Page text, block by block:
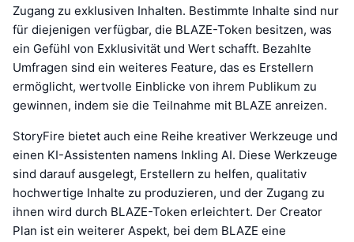
Zugang zu exklusiven Inhalten. Bestimmte Inhalte sind nur
für diejenigen verfügbar, die BLAZE-Token besitzen, was
ein Gefühl von Exklusivität und Wert schafft. Bezahlte
Umfragen sind ein weiteres Feature, das es Erstellern
ermöglicht, wertvolle Einblicke von ihrem Publikum zu
gewinnen, indem sie die Teilnahme mit BLAZE anreizen.
StoryFire bietet auch eine Reihe kreativer Werkzeuge und
einen KI-Assistenten namens Inkling AI. Diese Werkzeuge
sind darauf ausgelegt, Erstellern zu helfen, qualitativ
hochwertige Inhalte zu produzieren, und der Zugang zu
ihnen wird durch BLAZE-Token erleichtert. Der Creator
Plan ist ein weiterer Aspekt, bei dem BLAZE eine